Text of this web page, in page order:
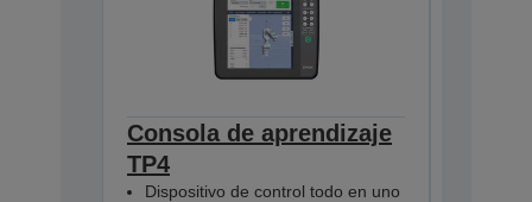
Consola de aprendizaje
TP4
Dispositivo de control todo en uno